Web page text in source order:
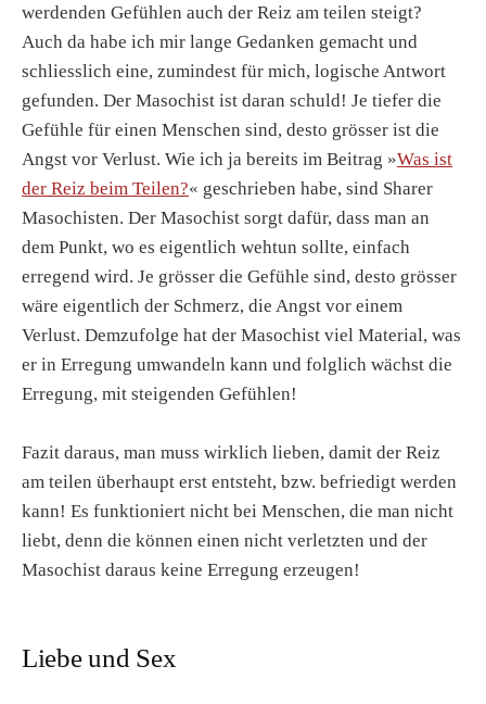
werdenden Gefühlen auch der Reiz am teilen steigt?
Auch da habe ich mir lange Gedanken gemacht und
schliesslich eine, zumindest für mich, logische Antwort
gefunden. Der Masochist ist daran schuld! Je tiefer die
Gefühle für einen Menschen sind, desto grösser ist die
Angst vor Verlust. Wie ich ja bereits im Beitrag »Was ist
der Reiz beim Teilen?« geschrieben habe, sind Sharer
Masochisten. Der Masochist sorgt dafür, dass man an
dem Punkt, wo es eigentlich wehtun sollte, einfach
erregend wird. Je grösser die Gefühle sind, desto grösser
wäre eigentlich der Schmerz, die Angst vor einem
Verlust. Demzufolge hat der Masochist viel Material, was
er in Erregung umwandeln kann und folglich wächst die
Erregung, mit steigenden Gefühlen!
Fazit daraus, man muss wirklich lieben, damit der Reiz
am teilen überhaupt erst entsteht, bzw. befriedigt werden
kann! Es funktioniert nicht bei Menschen, die man nicht
liebt, denn die können einen nicht verletzten und der
Masochist daraus keine Erregung erzeugen!
Liebe und Sex